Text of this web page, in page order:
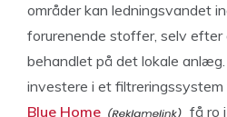
områder kan ledningsvandet
forurenende stoffer, selv
behandlet på det lokale
investere i et filtreringssystem
Blue Home
få ro